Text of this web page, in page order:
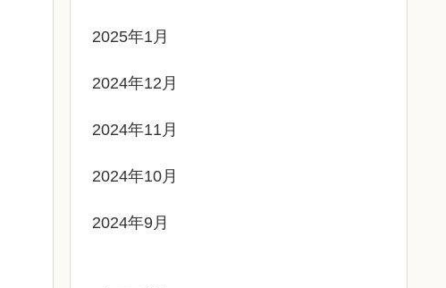
2025年1月
2024年12月
2024年11月
2024年10月
2024年9月